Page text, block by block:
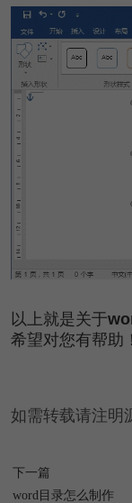
以上就是关于
希望对您有帮助！
如需转载请注明
下一篇
word目录怎么制作